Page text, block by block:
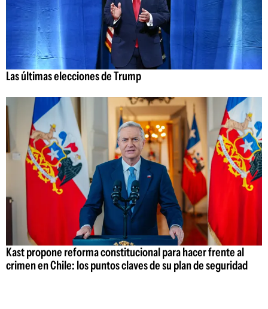
Las últimas elecciones de Trump
Kast propone reforma constitucional para hacer frente al
crimen en Chile: los puntos claves de su plan de seguridad